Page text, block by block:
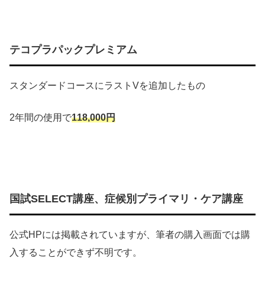
テコプラパックプレミアム
スタンダードコースにラストVを追加したもの
2年間の使用で118,000円
国試SELECT講座、症候別プライマリ・ケア講座
公式HPには掲載されていますが、筆者の購入画面では購
入することができず不明です。